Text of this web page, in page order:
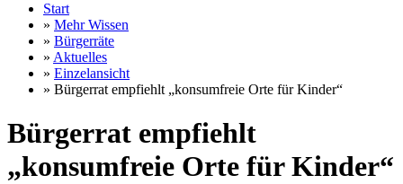
Start
» Mehr Wissen
» Bürgerräte
» Aktuelles
» Einzelansicht
» Bürgerrat empfiehlt „konsumfreie Orte für Kinder“
Bürgerrat empfiehlt
„konsumfreie Orte für Kinder“